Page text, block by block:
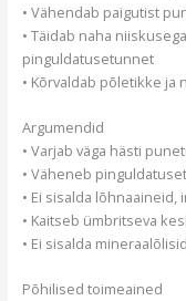
• Vähendab paigutist
• Täidab naha
pinguldatusetunnet
• Kõrvaldab põletikke
Argumendid
• Varjab väga hästi
• Väheneb
• Ei sisalda
• Kaitseb ümbritseva
• Ei sisalda
Põhilised toimeained